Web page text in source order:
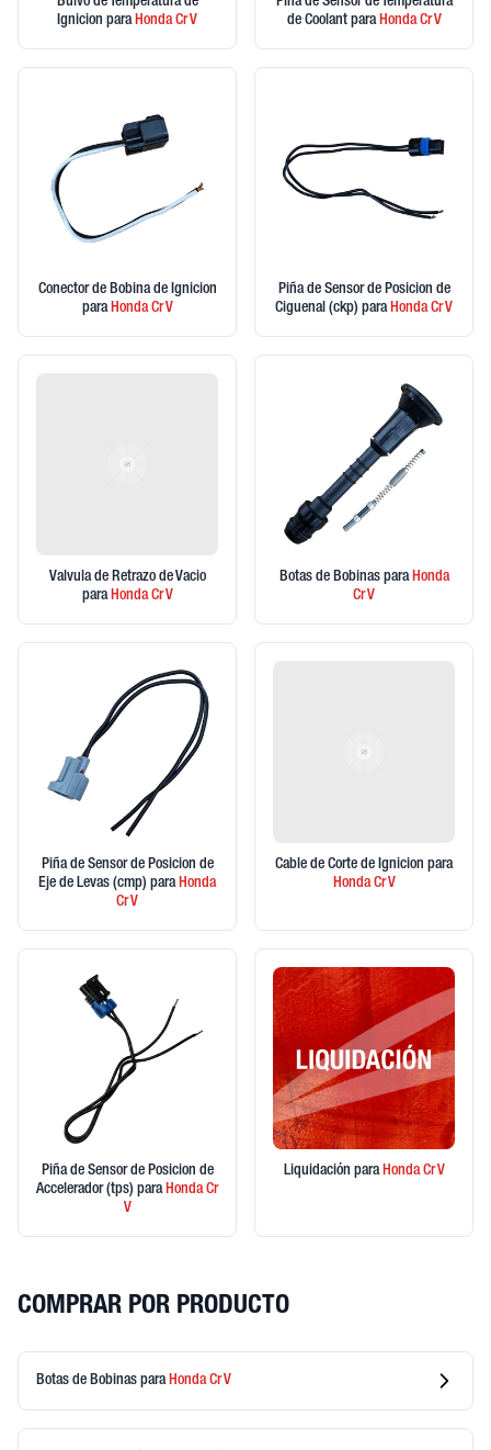
Ignicion paraHondaCr V
de Coolant paraHondaCr V
Conector de Bobina de Ignicion
paraHondaCr V
Piña de Sensor de Posicion de
Ciguenal (ckp) paraHondaCr V
Valvula de Retrazo de Vacio
paraHondaCr V
Botas de Bobinas paraHonda
Cr V
Piña de Sensor de Posicion de
Eje de Levas (cmp) paraHonda
Cr V
Cable de Corte de Ignicion para
HondaCr V
Piña de Sensor de Posicion de
Accelerador (tps) paraHondaCr
V
Liquidación paraHondaCr V
COMPRAR POR PRODUCTO
Botas de Bobinas para HondaCr V